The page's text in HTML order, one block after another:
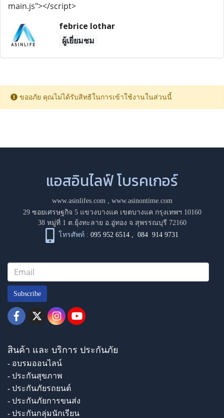
main.js"></script>
febrice lothar
ผู้เยี่ยมชม
ขออภัย คุณไม่ได้รับสิทธิในการเข้าใช้งานในส่วนนี้
แอสอินไลฟ์ โบรคเกอร์
www.asinlifes.com, www.asinontime.com
29 ซอยเศรษฐกิจ 5 แขวงบางแค เขตบางแค กรุงเทพฯ 10160
38 หมู่ที่ 1 ต.ยุ้งทะลาย อ.อู่ทอง จ.สุพรรณบุรี 72160
โทรศัพท์ : 095 952 6514 ,084 914 9731
Subscribe
สินค้า และ บริการ ประกันภัย
- อบรมออนไลน์
- ประกันสุขภาพ
- ประกันภัยรถยนต์
- ประกันภัยการขนส่ง
- ประกันกลุ่มนักเรียน